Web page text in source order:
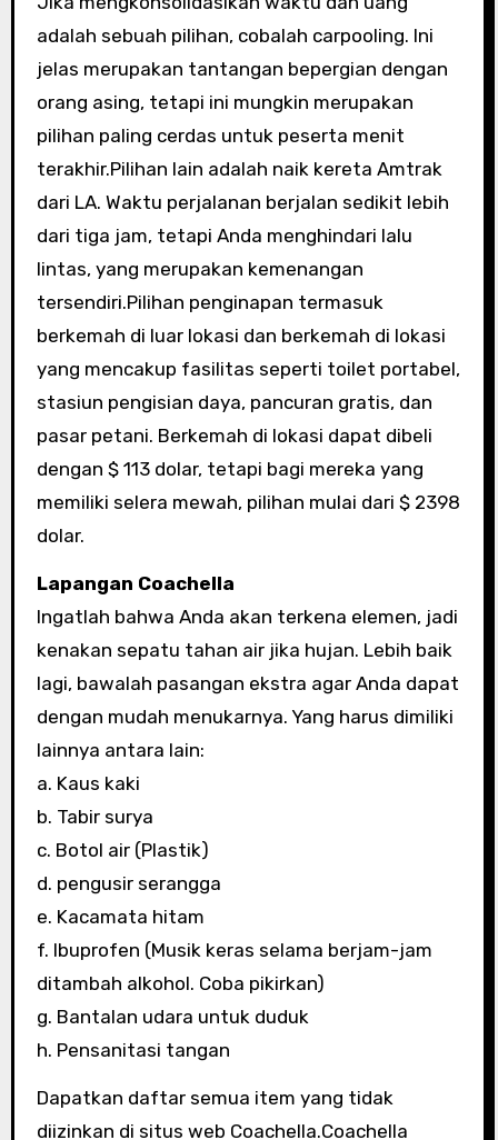
adalah sebuah pilihan, cobalah carpooling. Ini
jelas merupakan tantangan bepergian dengan
orang asing, tetapi ini mungkin merupakan
pilihan paling cerdas untuk peserta menit
terakhir.Pilihan lain adalah naik kereta Amtrak
dari LA. Waktu perjalanan berjalan sedikit lebih
dari tiga jam, tetapi Anda menghindari lalu
lintas, yang merupakan kemenangan
tersendiri.Pilihan penginapan termasuk
berkemah di luar lokasi dan berkemah di lokasi
yang mencakup fasilitas seperti toilet portabel,
stasiun pengisian daya, pancuran gratis, dan
pasar petani. Berkemah di lokasi dapat dibeli
dengan $ 113 dolar, tetapi bagi mereka yang
memiliki selera mewah, pilihan mulai dari $ 2398
dolar.
Lapangan Coachella
Ingatlah bahwa Anda akan terkena elemen, jadi
kenakan sepatu tahan air jika hujan. Lebih baik
lagi, bawalah pasangan ekstra agar Anda dapat
dengan mudah menukarnya. Yang harus dimiliki
lainnya antara lain:
a. Kaus kaki
b. Tabir surya
c. Botol air (Plastik)
d. pengusir serangga
e. Kacamata hitam
f. Ibuprofen (Musik keras selama berjam-jam
ditambah alkohol. Coba pikirkan)
g. Bantalan udara untuk duduk
h. Pensanitasi tangan
Dapatkan daftar semua item yang tidak
diizinkan di situs web Coachella.Coachella